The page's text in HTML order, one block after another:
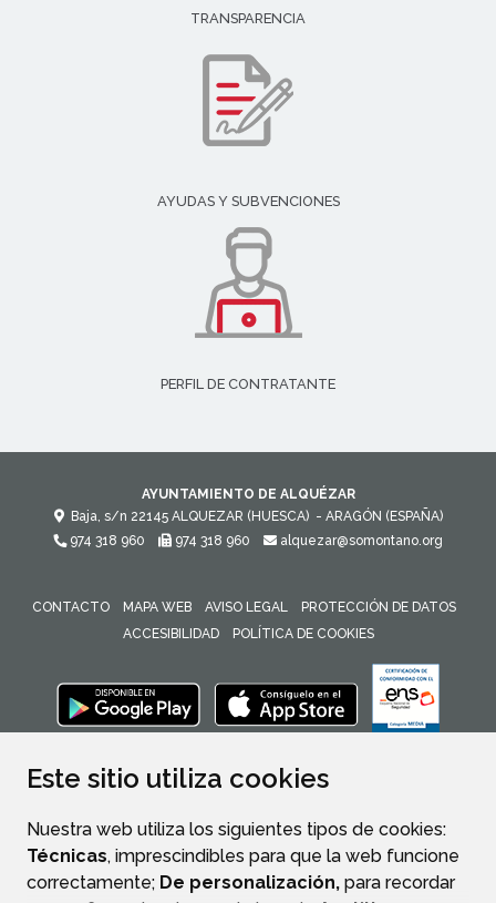
Este sitio utiliza cookies
Nuestra web utiliza los siguientes tipos de cookies:
Técnicas, imprescindibles para que la web funcione
correctamente; De personalización, para recordar
TRANSPARENCIA
AYUDAS Y SUBVENCIONES
PERFIL DE CONTRATANTE
AYUNTAMIENTO DE ALQUÉZAR
Baja, s/n 22145 ALQUEZAR (HUESCA) - ARAGÓN (ESPAÑA)
974 318 960
974 318 960 alquezar@somontano.org
CONTACTO MAPA WEB AVISO LEGAL
PROTECCIÓN DE DATOS
ACCESIBILIDAD
POLÍTICA DE COOKIES